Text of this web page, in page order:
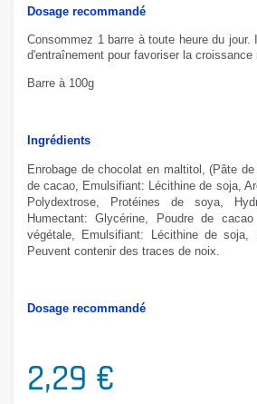
Dosage recommandé
Consommez 1 barre à toute heure du jour.
d'entraînement pour favoriser la croissance
Barre à 100g
Ingrédients
Enrobage de chocolat en maltitol ,(Pâte
de cacao, Emulsifiant: Lécithine de soja,
Polydextrose, Protéines de soya, H
Humectant: Glycérine, Poudre de
végétale,
Emulsifiant: Lécithine de soja,
Peuvent contenir des traces de noix.
Dosage recommandé
2,29 €